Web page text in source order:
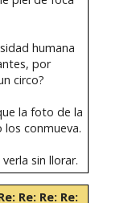
humana
por
circo?
la foto de la
conmueva.
sin llorar.
Re: Re: Re: